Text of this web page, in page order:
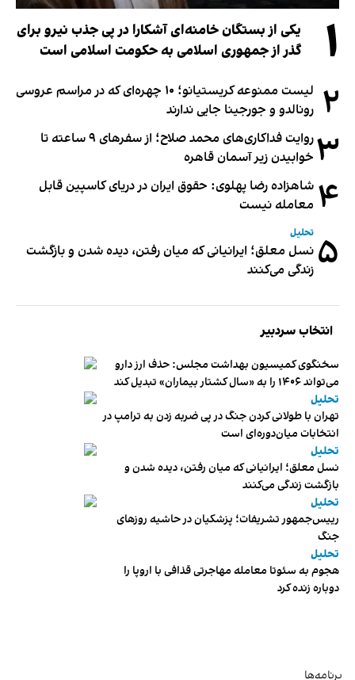
۱
یکی از بستگان خامنه‌ای آشکارا در پی جذب نیرو برای
گذر از جمهوری اسلامی به حکومت اسلامی است
۲
لیست ممنوعه کریستیانو؛ ۱۰ چهره‌ای که در مراسم عروسی
رونالدو و جورجینا جایی ندارند
۳
روایت فداکاری‌های محمد صلاح؛ از سفرهای ۹ ساعته تا
خوابیدن زیر آسمان قاهره
۴ شاهزاده رضا پهلوی: حقوق ایران در دریای کاسپین قابل
معامله نیست
۵ تحلیل
نسل معلق؛ ایرانیانی که میان رفتن، دیده شدن و بازگشت
زندگی می‌کنند
انتخاب سردبیر
سخنگوی کمیسیون بهداشت مجلس: حذف ارز دارو
می‌تواند ۱۴۰۶ را به «سال کشتار بیماران» تبدیل کند
تحلیل
تهران با طولانی کردن جنگ در پی ضربه زدن به ترامپ در
انتخابات میان‌دوره‌ای است
تحلیل
نسل معلق؛ ایرانیانی که میان رفتن، دیده شدن و
بازگشت زندگی می‌کنند
تحلیل
رییس‌جمهور تشریفات؛ پزشکیان در حاشیه روزهای
جنگ
تحلیل
هجوم به سئوتا معامله مهاجرتی قذافی با اروپا را
دوباره زنده کرد
برنامه‌ها